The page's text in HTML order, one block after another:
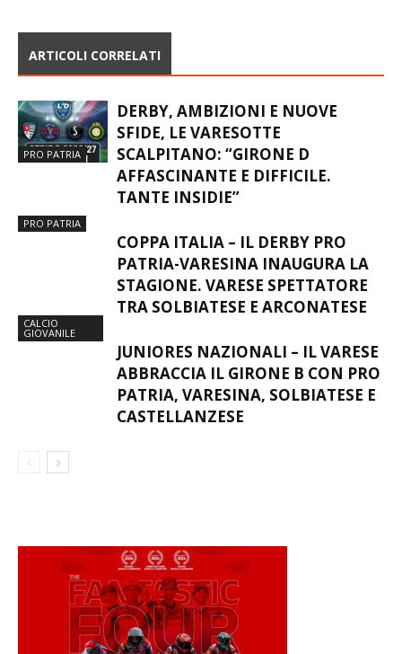
ARTICOLI CORRELATI
PRO PATRIA
DERBY, AMBIZIONI E NUOVE
SFIDE, LE VARESOTTE
SCALPITANO: “GIRONE D
AFFASCINANTE E DIFFICILE.
TANTE INSIDIE”
PRO PATRIA
COPPA ITALIA – IL DERBY PRO
PATRIA-VARESINA INAUGURA LA
STAGIONE. VARESE SPETTATORE
TRA SOLBIATESE E ARCONATESE
CALCIO
GIOVANILE
JUNIORES NAZIONALI – IL VARESE
ABBRACCIA IL GIRONE B CON PRO
PATRIA, VARESINA, SOLBIATESE E
CASTELLANZESE